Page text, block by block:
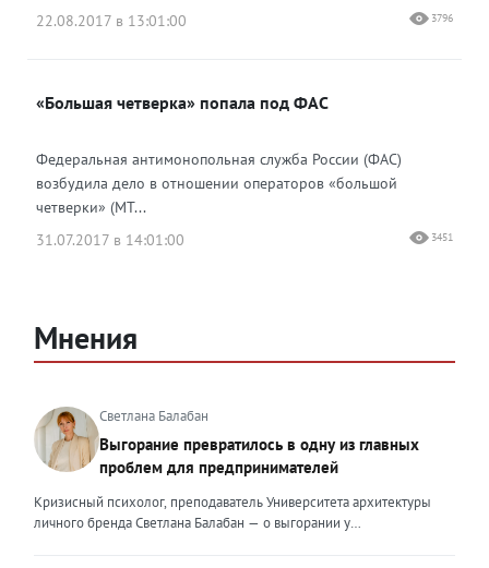
22.08.2017 в 13:01:00
3796
«Большая четверка» попала под ФАС
Федеральная антимонопольная служба России (ФАС)
возбудила дело в отношении операторов «большой
четверки» (МТ...
31.07.2017 в 14:01:00
3451
Мнения
Светлана Балабан
Выгорание превратилось в одну из главных
проблем для предпринимателей
Кризисный психолог, преподаватель Университета архитектуры
личного бренда Светлана Балабан — о выгорании у